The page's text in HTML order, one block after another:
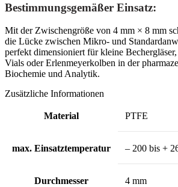
Bestimmungsgemäßer Einsatz:
Mit der Zwischengröße von 4 mm × 8 mm
die Lücke zwischen Mikro- und
perfekt dimensioniert für kleine
Vials oder Erlenmeyerkolben in der
Biochemie und Analytik.
Zusätzliche Informationen
Material PTFE
max. Einsatztemperatur – 200 bis +
Durchmesser 4 mm